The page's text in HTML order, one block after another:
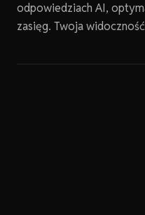
odpowiedziach AI,
zasięg. Twoja